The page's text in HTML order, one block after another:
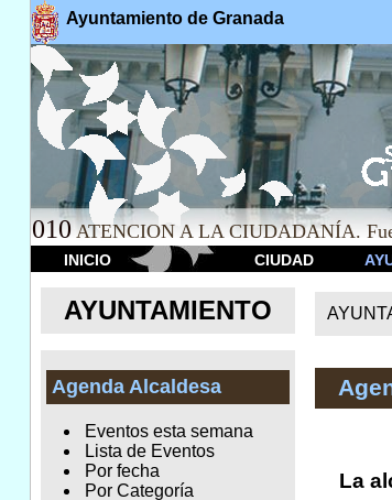
Ayuntamiento de Granada
010 ATENCION A LA CIUDADANÍA.
INICIO CIUDAD
AYUNTAMIENTO
Agenda Alcaldesa
Eventos esta semana
Lista de Eventos
Por fecha
Por Categoría
La